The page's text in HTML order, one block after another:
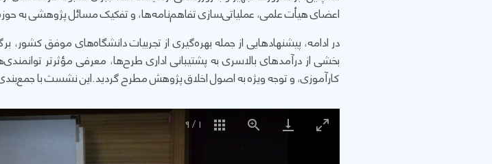
اعضای هیأت علمی، عملیاتی‌سازی تفاهم‌نامه‌ها، و تفکیک مسائل پژوهشی به
در ادامه، پیشنهادهایی از جمله بهره‌گیری از تجربیات دانشگاه‌های موفق
بخشی از درآمدهای بالاسری به پشتیبانی اداری طرح‌ها، معرفی مؤثرتر
کارآموزی، و توجه ویژه به اصول اخلاق پژوهش مطرح گردید.این نشست با جمع‌بندی
1
/
9